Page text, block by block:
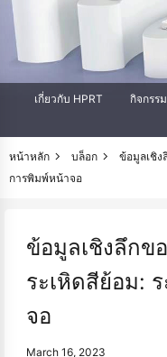
เกี่ยวกับ HPRT กิจกรรม
หน้าหลัก บล็อก
ข้อมูลเชิง
การพิมพ์หน้าจอ
ข้อมูลเชิงลึกข
ระเหิดสีย้อม:
จอ
March 16, 2023